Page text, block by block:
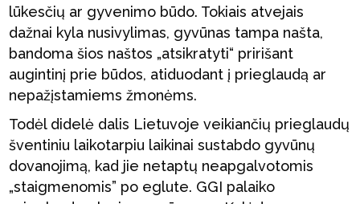
lūkesčių ar gyvenimo būdo. Tokiais atvejais
dažnai kyla nusivylimas, gyvūnas tampa našta,
bandoma šios naštos „atsikratyti“ pririšant
augintinį prie būdos, atiduodant į prieglaudą ar
nepažįstamiems žmonėms.
Todėl didelė dalis Lietuvoje veikiančių prieglaudų
šventiniu laikotarpiu laikinai sustabdo gyvūnų
dovanojimą, kad jie netaptų neapgalvotomis
„staigmenomis” po eglute. GGI palaiko